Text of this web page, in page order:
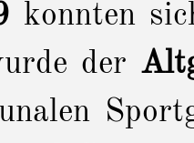
konnten
der